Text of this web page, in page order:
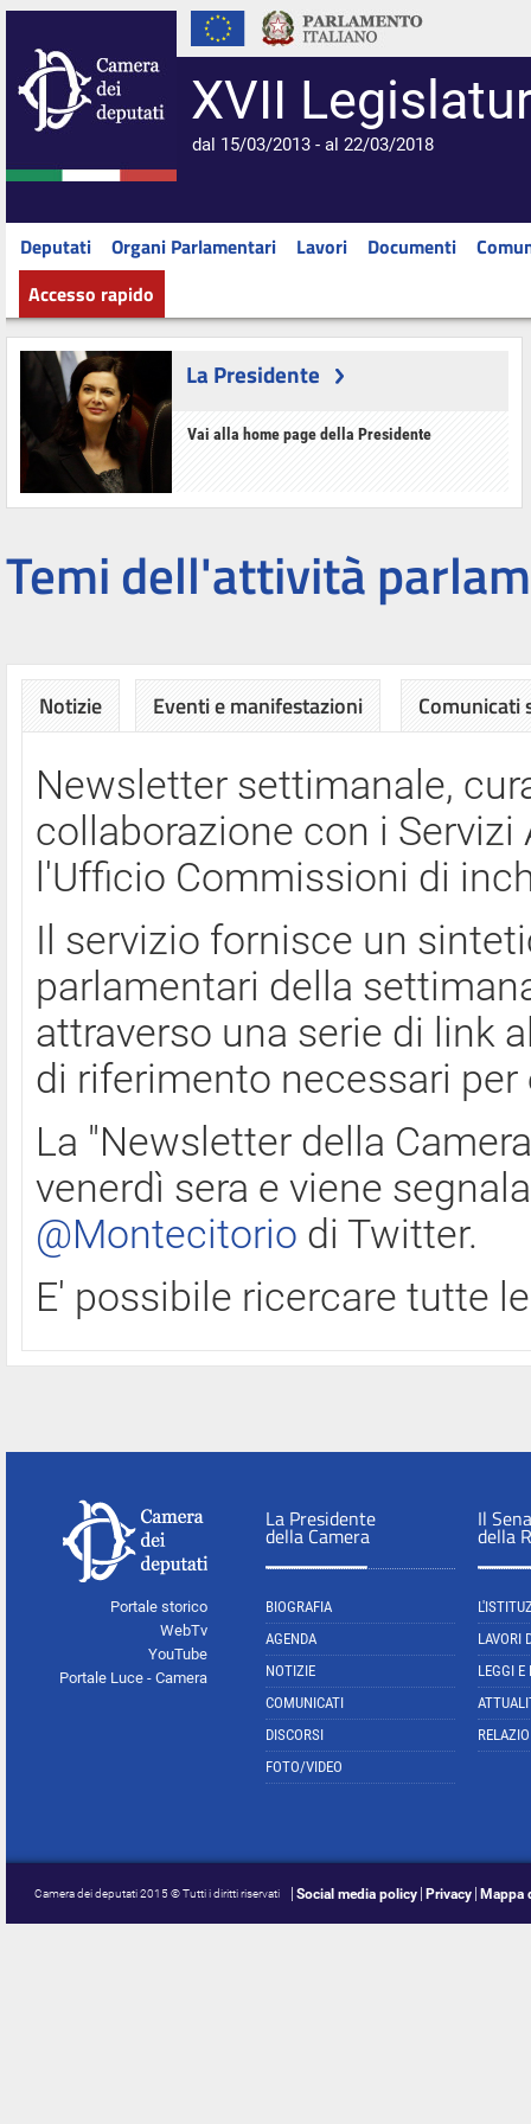
XVII
dal 15/03/2013 - al 22/03/2018
Deputati Organi Parlamentari Lavori Documenti
Accesso rapido
La Presidente
Vai alla home page della Presidente
Temi dell'attività
Notizie Eventi e manifestazioni Comunicati
Newsletter settimanale,
collaborazione con i
l'Ufficio Commissioni di
Il servizio fornisce un
parlamentari della
attraverso una serie di link
di riferimento necessari
La "Newsletter della
venerdì sera e viene
@Montecitorio di Twitter.
E' possibile ricercare tutte
Portale storico
WebTv
YouTube
Portale Luce - Camera
La Presidente
della Camera
BIOGRAFIA
AGENDA
NOTIZIE
COMUNICATI
DISCORSI
FOTO/VIDEO
Il
della
LAVORI
LEGGI E
Camera dei deputati 2015 © Tutti i diritti riservati Social media policy Privacy Mappa